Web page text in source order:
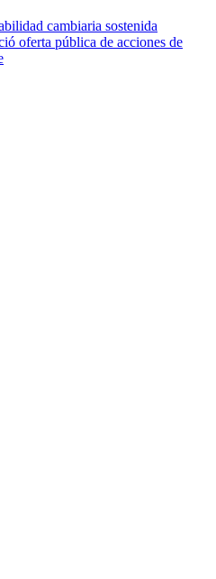
cambiaria sostenida
oferta pública de acciones de